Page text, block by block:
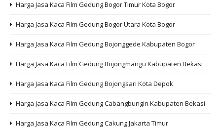
Harga Jasa Kaca Film Gedung Bogor Timur Kota Bogor
Harga Jasa Kaca Film Gedung Bogor Utara Kota Bogor
Harga Jasa Kaca Film Gedung Bojonggede Kabupaten Bogor
Harga Jasa Kaca Film Gedung Bojongmangu Kabupaten Bekasi
Harga Jasa Kaca Film Gedung Bojongsari Kota Depok
Harga Jasa Kaca Film Gedung Cabangbungin Kabupaten Bekasi
Harga Jasa Kaca Film Gedung Cakung Jakarta Timur